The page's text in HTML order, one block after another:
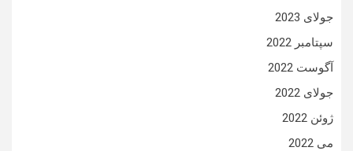
جولای 2023
سپتامبر 2022
آگوست 2022
جولای 2022
ژوئن 2022
می 2022